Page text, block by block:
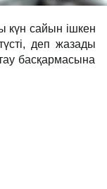
күн сайын ішкен
деп жазады
басқармасына